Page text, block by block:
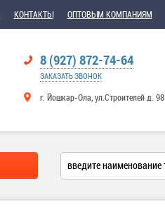
КОНТАКТЫ ОПТОВЫМ КОМПАНИЯМ
8 (927) 872-74-64
ЗАКАЗАТЬ ЗВОНОК
г. Йошкар-Ола, ул.Строителей д. 98